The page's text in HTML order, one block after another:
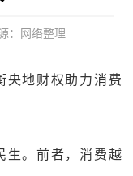
：网络整理
央地财权助力消费
生。前者，消费越